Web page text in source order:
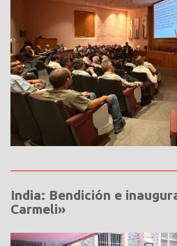
India: Bendición e
Carmeli»